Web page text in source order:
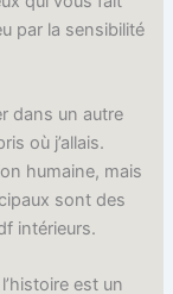
par la sensibilité
dans un autre
où j’allais.
humaine, mais
sont des
intérieurs.
est un